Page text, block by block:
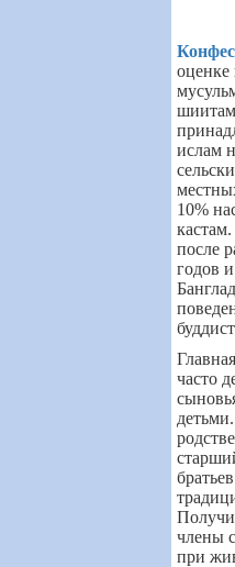
оценке
ислам
10%
после
годов
часто
члены
при